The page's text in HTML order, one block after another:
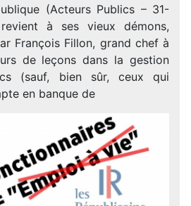
(Acteurs Publics – 31-
à ses vieux démons,
François Fillon, grand chef à
de leçons dans la gestion
(sauf, bien sûr, ceux qui
en banque de